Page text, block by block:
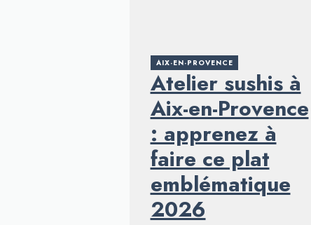
AIX-EN-PROVENCE
Atelier sushis à
Aix-en-Provence
: apprenez à
faire ce plat
emblématique
2026